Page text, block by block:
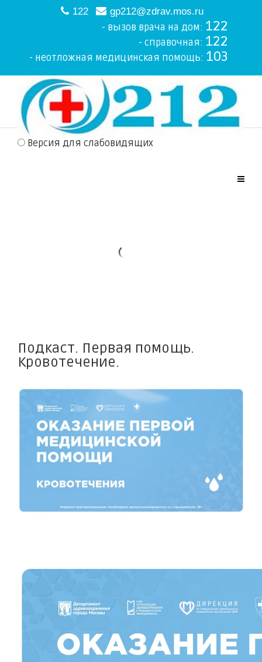
122 gp212@zdrav.mos.ru
- вызов врача на дом: 122
- справочная: 122
- неотложная медицинская помощь: 103
Версия для слабовидящих
Подкаст. Первая помощь.
Кровотечение.